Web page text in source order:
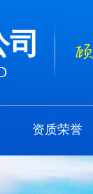
资质荣誉